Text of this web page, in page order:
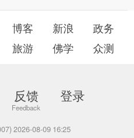
博客 新浪
政务
旅游 佛学 众测
反馈 登录
2026-08-09 16:25